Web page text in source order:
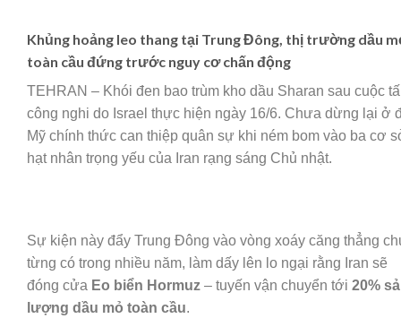
Khủng hoảng leo thang tại Trung Đông, thị trường dầu
toàn cầu đứng trước nguy cơ chấn động
TEHRAN – Khói đen bao trùm kho dầu Sharan sau cuộc
công nghi do Israel thực hiện ngày 16/6. Chưa dừng lại ở
Mỹ chính thức can thiệp quân sự khi ném bom vào ba cơ
hạt nhân trọng yếu của Iran rạng sáng Chủ nhật.
Sự kiện này đẩy Trung Đông vào vòng xoáy căng thẳng
từng có trong nhiều năm, làm dấy lên lo ngại rằng Iran sẽ
đóng cửa Eo biển Hormuz – tuyến vận chuyển tới 20%
lượng dầu mỏ toàn cầu.